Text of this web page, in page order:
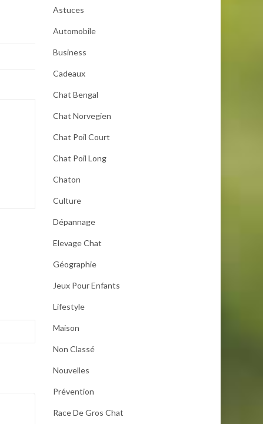
Astuces
Automobile
Business
Cadeaux
Chat Bengal
Chat Norvegien
Chat Poil Court
Chat Poil Long
Chaton
Culture
Dépannage
Elevage Chat
Géographie
Jeux Pour Enfants
Lifestyle
Maison
Non Classé
Nouvelles
Prévention
Race De Gros Chat